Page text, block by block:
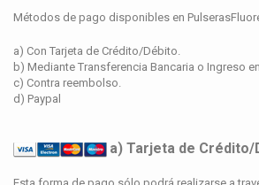
Métodos de pago disponibles en
a) Con Tarjeta de Crédito/Débito.
b) Mediante Transferencia Bancaria o Ingreso
c) Contra reembolso.
d) Paypal
a) Tarjeta de Crédito/